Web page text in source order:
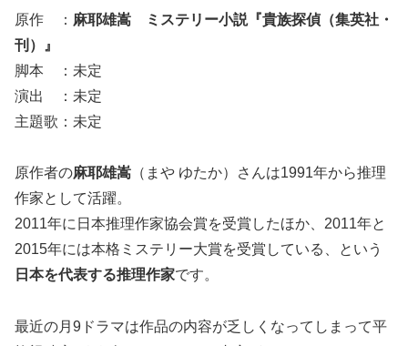
原作 ： 麻耶雄嵩 ミステリー小説『貴族探偵（集英社・
刊）』
脚本 ：未定
演出 ：未定
主題歌：未定
原作者の麻耶雄嵩 （まや ゆたか）さんは1991年から推理
作家として活躍。
2011年に日本推理作家協会賞を受賞したほか、2011年と
2015年には本格ミステリー大賞を受賞している、という
日本を代表する推理作家です。
最近の月9ドラマは作品の内容が乏しくなってしまって平